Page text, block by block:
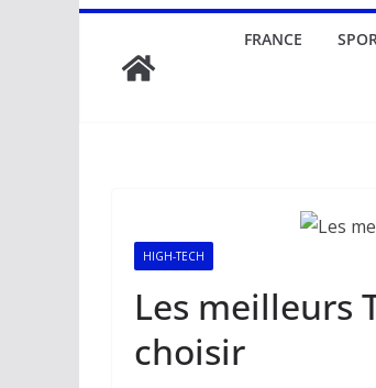
FRANCE
HIGH-TECH
Les meilleurs
choisir